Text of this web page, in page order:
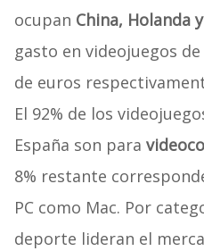
ocupan China, Holanda
gasto en videojuegos
de euros
El 92% de los
España son para
8% restante
PC como Mac. Por
deporte lideran el